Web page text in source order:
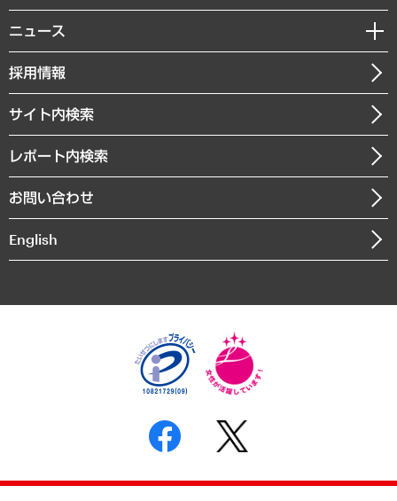
共生・ダイバーシティ
GRC（ガバナンス・リスク・コンプライアンス）・防災（政策）
経済・産業・雇用・労働
まちづくり・観光・交通・スポーツ・スマートシティ
自然資源・農林水産業・食料システム
経営用語集
受託・受注実績（官公庁関連）
メディア掲載・出演
MUFGビジネスセミナー
受託案件情報
私たちの想い
社長メッセージ
会社概要
沿革
組織図・本部部室紹介
インドネシア現地法人
個人情報保護方針
反社会的勢力に対する基本方針
書面による個人情報の開示等の請求の手続きについて
ニュース
ニュースリリース
お知らせ
採用情報
サイト内検索
レポート内検索
お問い合わせ
English